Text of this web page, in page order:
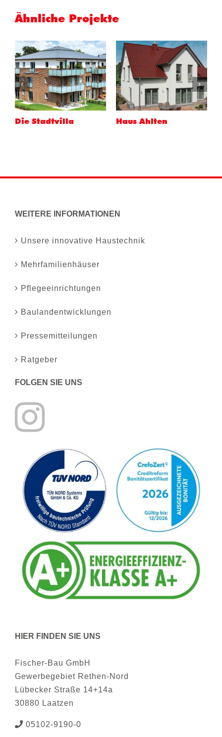
Ähnliche Projekte
Haus Rethmar Die Stadtvilla
WEITERE INFORMATIONEN
Unsere innovative Haustechnik
Mehrfamilienhäuser
Pflegeeinrichtungen
Baulandentwicklungen
Pressemitteilungen
Ratgeber
FOLGEN SIE UNS
HIER FINDEN SIE UNS
Fischer-Bau GmbH
Gewerbegebiet Rethen-Nord
Lübecker Straße 14+14a
30880 Laatzen
05102-9190-0